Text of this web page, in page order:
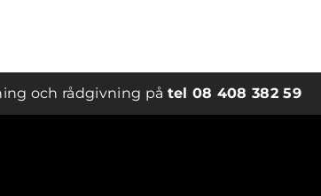
och rådgivning på tel 08 408 382 59